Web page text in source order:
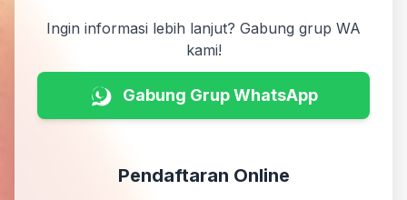
Ingin informasi lebih lanjut? Gabung grup WA
kami!
Gabung Grup WhatsApp
Pendaftaran Online